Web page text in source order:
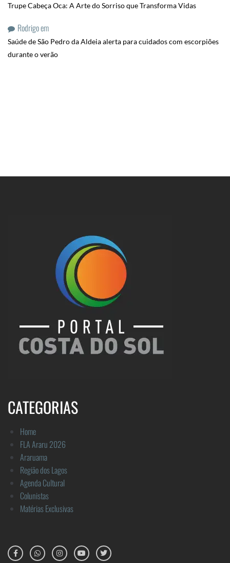
Trupe Cabeça Oca: A Arte do Sorriso que Transforma Vidas
Rodrigoem
Saúde de São Pedro da Aldeia alerta para cuidados com escorpiões
durante o verão
CATEGORIAS
Home
FLA Araru 2026
Araruama
Região dos Lagos
Agenda Cultural
Colunistas
Matérias Exclusivas